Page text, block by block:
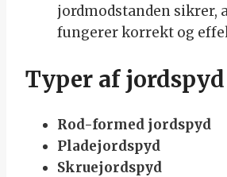
jordmodstanden sikrer,
fungerer korrekt og
Typer af jordspyd
Rod-formed jordspyd
Pladejordspyd
Skruejordspyd